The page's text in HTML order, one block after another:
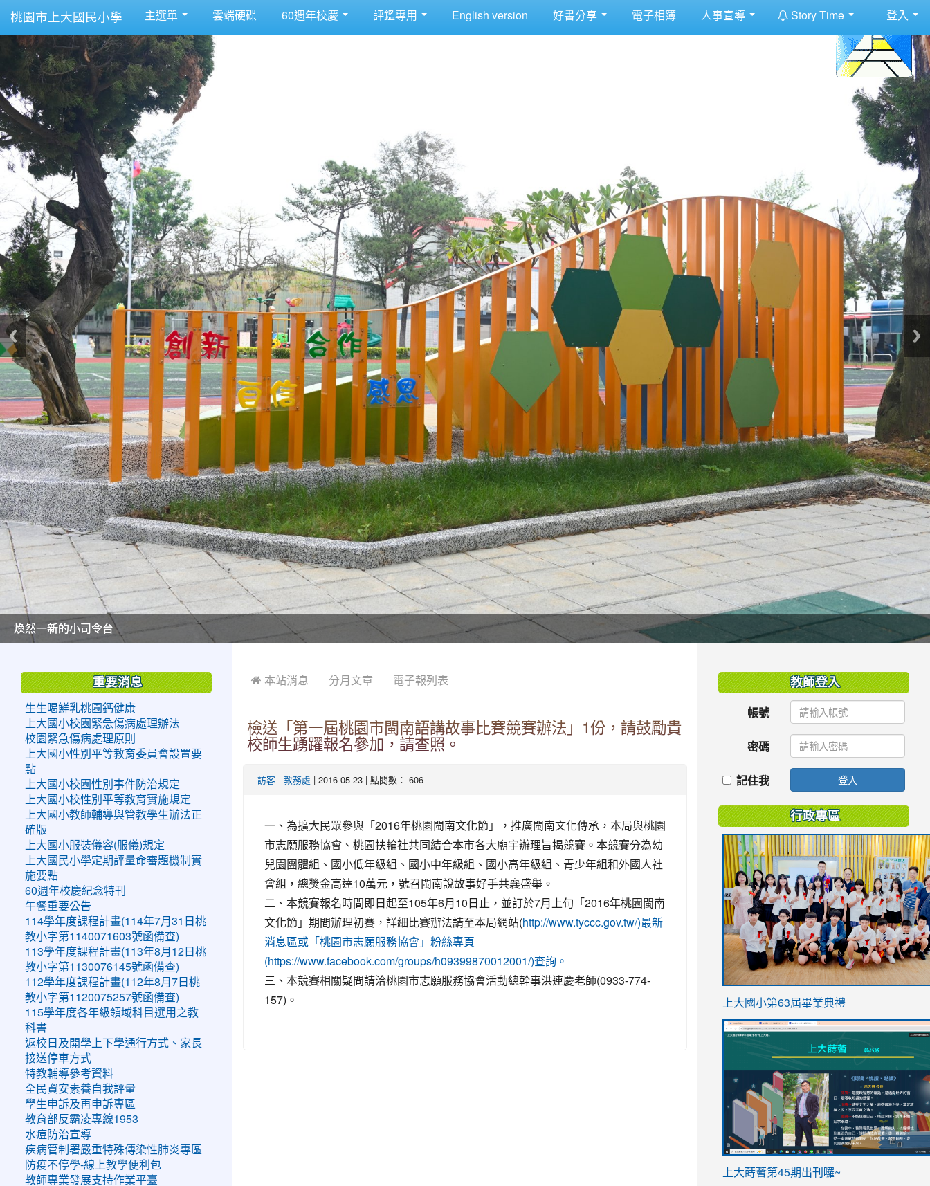
桃園市上大國民小學 主選單 雲端硬碟 60週年校慶 評鑑專用 English version 好書分享 電子相簿 人事宣導 Story Time 登入
美麗的操場是我們活力的來源
美麗的操場是我們活力的來源
煥然一新的小司令台
煥然一新的小司令台
富含桃園埤塘田園風光意象的中廊
富含桃園埤塘田園風光意象的中廊
嶄新的中庭廣場
嶄新的中庭廣場
水生池生生不息
水生池生生不息
 本站消息 分月文章 電子報列表
檢送「第一屆桃園市閩南語講故事比賽競賽辦法」1份，請鼓勵貴
校師生踴躍報名參加，請查照。
訪客 - 教務處 | 2016-05-23 | 點閱數： 606
一、為擴大民眾參與「2016年桃園閩南文化節」，推廣閩南文化傳承，本局與桃園
市志願服務協會、桃園扶輪社共同結合本市各大廟宇辦理旨揭競賽。本競賽分為幼
兒園團體組、國小低年級組、國小中年級組、國小高年級組、青少年組和外國人社
會組，總獎金高達10萬元，號召閩南說故事好手共襄盛舉。
二、本競賽報名時間即日起至105年6月10日止，並訂於7月上旬「2016年桃園閩南
文化節」期間辦理初賽，詳細比賽辦法請至本局網站(http://www.tyccc.gov.tw/)最新
消息區或「桃園市志願服務協會」粉絲專頁
(https://www.facebook.com/groups/h09399870012001/)查詢。
三、本競賽相關疑問請洽桃園市志願服務協會活動總幹事洪連慶老師(0933-774-
157)。
重要消息
生生喝鮮乳桃園鈣健康
上大國小校園緊急傷病處理辦法
校園緊急傷病處理原則
上大國小性別平等教育委員會設置要
點
上大國小校園性別事件防治規定
上大國小校性別平等教育實施規定
上大國小教師輔導與管教學生辦法正
確版
上大國小服裝儀容(服儀)規定
上大國民小學定期評量命審題機制實
施要點
60週年校慶紀念特刊
午餐重要公告
114學年度課程計畫(114年7月31日桃
教小字第1140071603號函備查)
113學年度課程計畫(113年8月12日桃
教小字第1130076145號函備查)
112學年度課程計畫(112年8月7日桃
教小字第1120075257號函備查)
115學年度各年級領域科目選用之教
科書
返校日及開學上下學通行方式、家長
接送停車方式
特教輔導參考資料
全民資安素養自我評量
學生申訴及再申訴專區
教育部反霸凌專線1953
水痘防治宣導
疾病管制署嚴重特殊傳染性肺炎專區
防疫不停學-線上教學便利包
教師專業發展支持作業平臺
教師登入
帳號
密碼
記住我 登入
行政專區
link
https://sites.google.com/stes.tyc.edu.tw/
上大國小第63屆畢業典禮
link
ink
link
上大蒔薈第45期出刊囉~